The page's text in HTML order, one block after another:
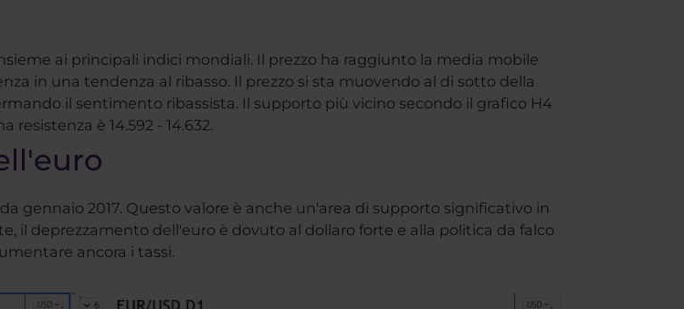
ai principali indici mondiali. Il prezzo ha raggiunto la media mobile
in una tendenza al ribasso. Il prezzo si sta muovendo al di sotto della
il sentimento ribassista. Il supporto più vicino secondo il grafico H4
resistenza è 14.592 - 14.632.
gennaio 2017. Questo valore è anche un'area di supporto significativo in
il deprezzamento dell'euro è dovuto al dollaro forte e alla politica da falco
ancora i tassi.